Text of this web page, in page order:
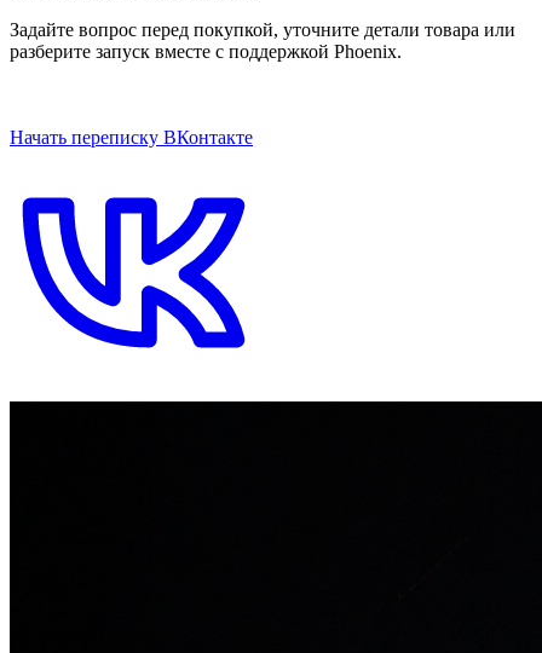
Задайте вопрос перед покупкой, уточните детали товара или
разберите запуск вместе с поддержкой Phoenix.
Начать переписку ВКонтакте